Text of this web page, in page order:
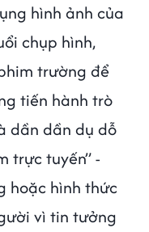
hình ảnh của
chụp hình,
trường để
tiến hành trò
dần dần dụ dỗ
trực tuyến” -
hoặc hình thức
vì tin tưởng